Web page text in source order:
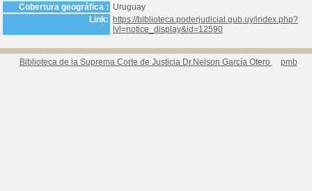
Cobertura geográfica : Uruguay
Link:
https://biblioteca.poderjudicial.gub.uy/index.php?
lvl=notice_display&id=12590
Biblioteca de la Suprema Corte de Justicia Dr.Nelson García Otero pmb